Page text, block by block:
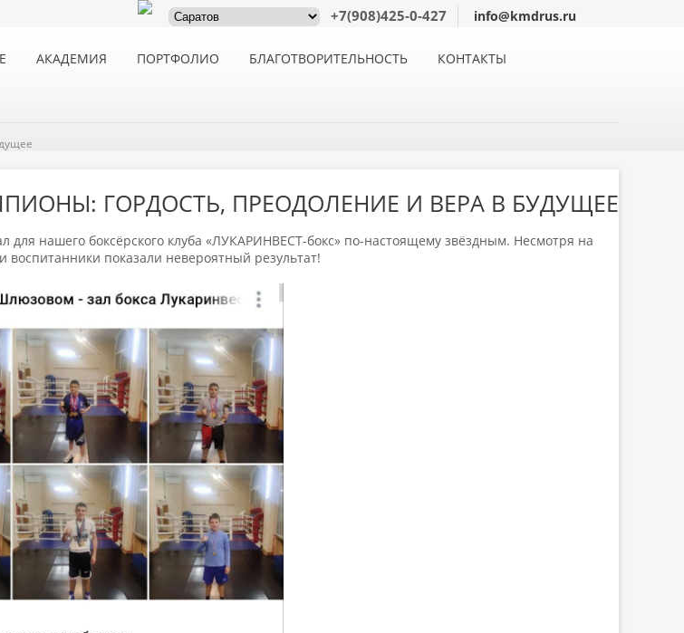
+7(908)425-0-427 info@kmdrus.ru
АКАДЕМИЯ ПОРТФОЛИО БЛАГОТВОРИТЕЛЬНОСТЬ КОНТАКТЫ
ГОРДОСТЬ, ПРЕОДОЛЕНИЕ И ВЕРА В БУДУЩЕЕ
для нашего боксёрского клуба «ЛУКАРИНВЕСТ-бокс» по-настоящему звёздным. Несмотря на
воспитанники показали невероятный результат!